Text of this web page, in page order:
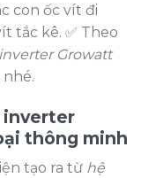
con ốc vít đi
tắc kê. ✅ Theo
inverter Growatt
inverter
thông minh
tạo ra từ hệ